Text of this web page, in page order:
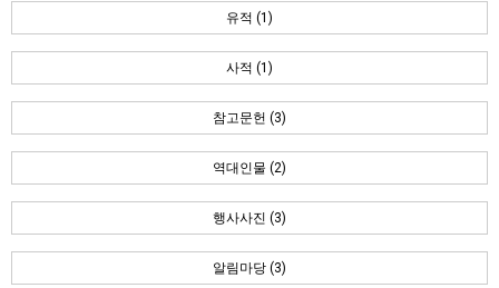
유적 (1)
사적 (1)
참고문헌 (3)
역대인물 (2)
행사사진 (3)
알림마당 (3)